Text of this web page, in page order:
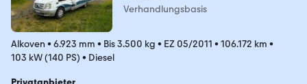
Verhandlungsbasis
Alkoven • 6.923 mm • Bis 3.500 kg • EZ 05/2011 • 106.172 km •
103 kW (140 PS) • Diesel